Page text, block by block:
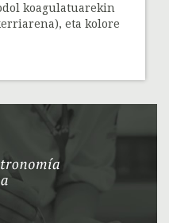
koagulatuarekin
eta kolore